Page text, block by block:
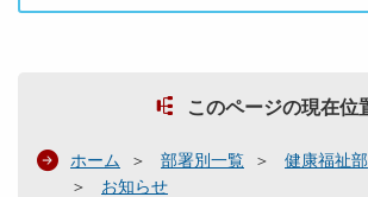
このページの現在位
ホーム 部署別一覧 健康福祉部
お知らせ